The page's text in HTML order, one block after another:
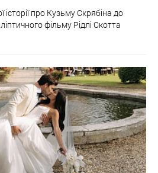
історії про Кузьму Скрябіна до
фільму Рідлі Скотта